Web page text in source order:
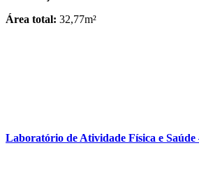
Área total: 32,77m²
Laboratório de Atividade Física e